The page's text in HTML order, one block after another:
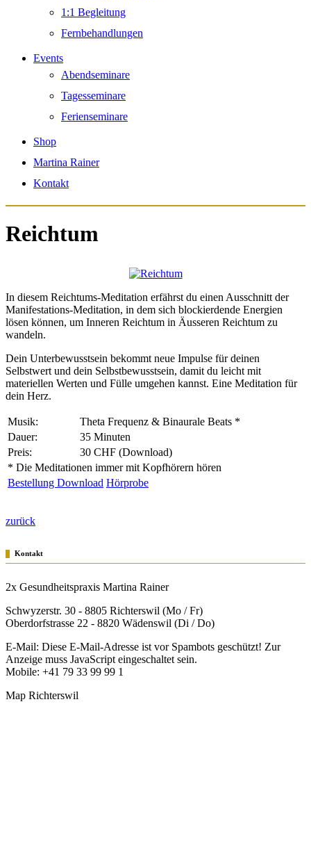
1:1 Begleitung
Fernbehandlungen
Events
Abendseminare
Tagesseminare
Ferienseminare
Shop
Martina Rainer
Kontakt
Reichtum
In diesem Reichtums-Meditation erfährst du einen Ausschnitt der
Manifestations-Meditation, in dem sich blockierdende Energien
lösen können, um Inneren Reichtum in Äusseren Reichtum zu
wandeln.
Dein Unterbewusstsein bekommtneue Impulse für deinen
Selbstwert und dein Selbstbewusstsein, damit du leicht mit
materiellen Werten und Fülle umgehen kannst. Eine Meditation für
dein Herz.
Musik:
Theta Frequenz & Binaurale Beats *
Dauer:
35 Minuten
Preis:
30 CHF (Download)
* Die Meditationen immer mit Kopfhörern hören
Bestellung Download Hörprobe
zurück
Kontakt
2x Gesundheitspraxis Martina Rainer
Schwyzerstr. 30 - 8805 Richterswil (Mo / Fr)
Oberdorfstrasse 22 - 8820 Wädenswil (Di / Do)
E-Mail: Diese E-Mail-Adresse ist vor Spambots geschützt! Zur
Anzeige muss JavaScript eingeschaltet sein.
Mobile: +41 79 33 99 99 1
Map Richterswil